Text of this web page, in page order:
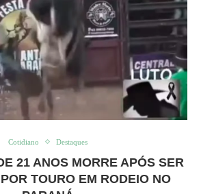
Cotidiano Destaques
21 ANOS MORRE APÓS SER
TOURO EM RODEIO NO